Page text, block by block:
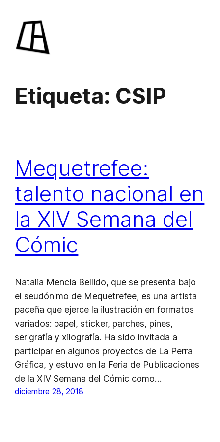
contenido
Etiqueta: CSIP
Mequetrefee:
talento nacional en
la XIV Semana del
Cómic
Natalia Mencia Bellido, que se presenta bajo
el seudónimo de Mequetrefee, es una artista
paceña que ejerce la ilustración en formatos
variados: papel, sticker, parches, pines,
serigrafía y xilografía. Ha sido invitada a
participar en algunos proyectos de La Perra
Gráfica, y estuvo en la Feria de Publicaciones
de la XIV Semana del Cómic como…
diciembre 28, 2018